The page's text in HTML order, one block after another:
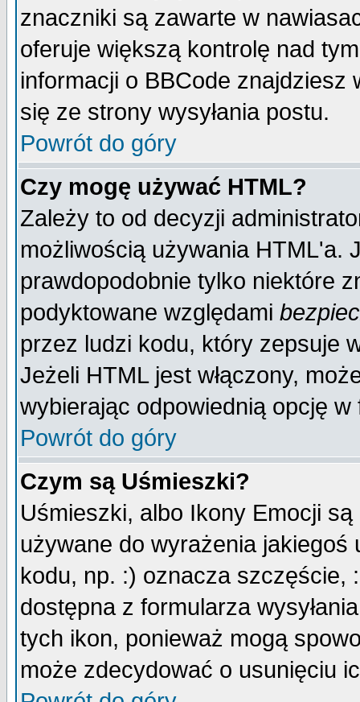
znaczniki są zawarte w
oferuje większą kontrolę nad
informacji o BBCode
się ze strony wysyłania postu.
Powrót do góry
Czy mogę używać HTML?
Zależy to od decyzji
możliwością używania HTML'a.
prawdopodobnie tylko niektóre
podyktowane względami
przez ludzi kodu, który zepsuje
Jeżeli HTML jest włączony,
wybierając odpowiednią opcję w
Powrót do góry
Czym są Uśmieszki?
Uśmieszki, albo Ikony Emocji
używane do wyrażenia
kodu, np. :) oznacza szczęście,
dostępna z formularza
tych ikon, ponieważ mogą
może zdecydować o usunięciu